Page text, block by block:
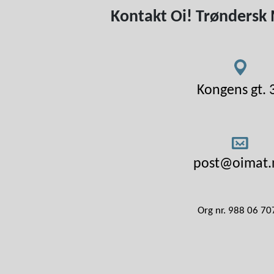
Kontakt Oi! Trøndersk
Kongens gt.
Org nr. 988 06